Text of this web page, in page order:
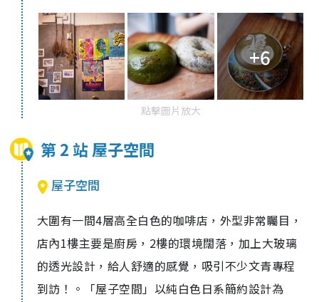
+6
點擊圖片放大
第 2 站 屋子空間
屋子空間
大圍有一間4層高全白色的咖啡店，外型非常矚目，
店內1樓主要是廚房，2樓的環境闊落，加上大玻璃
的透光設計，給人舒適的感覺，吸引不少文青專程
到訪！。「屋子空間」以純白色日系簡約設計為